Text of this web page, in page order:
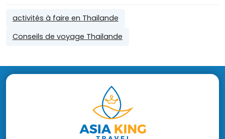
activités à faire en Thailande
Conseils de voyage Thailande